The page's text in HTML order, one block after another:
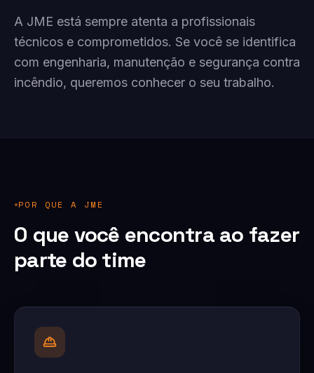
A JME está sempre atenta a profissionais
técnicos e comprometidos. Se você se identifica
com engenharia, manutenção e segurança contra
incêndio, queremos conhecer o seu trabalho.
POR QUE A JME
O que você encontra ao fazer
parte do time